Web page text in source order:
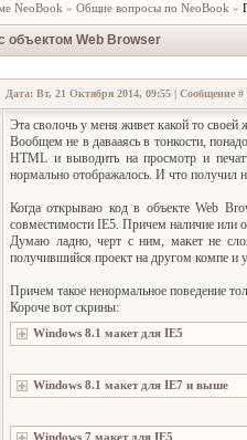
NeoBook » Общие вопросы по NeoBook »
объектом Web Browser
Дата: Вт, 21 Октября 2014, 09:55 | Сообщение #
Эта сволочь у меня живет какой то своей
Вообщем не в давааясь в тонкости,
HTML и выводить на просмотр и
нормально отображалось. И что получил
Когда открываю код в объекте Web
совместимости IE5. Причем наличие или
Думаю ладно, черт с ним, макет не
получившийся проект на другом компе
Причем такое ненормальное поведение
Короче вот скрины: